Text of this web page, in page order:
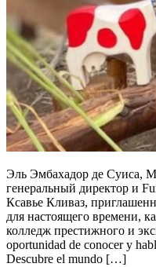
Эль Эмбахадор де Суиса,
генеральный директор и
Ксавье Кливаз,
для настоящего времени,
колледж престижного и
oportunidad de conocer y
Descubre el mundo […]